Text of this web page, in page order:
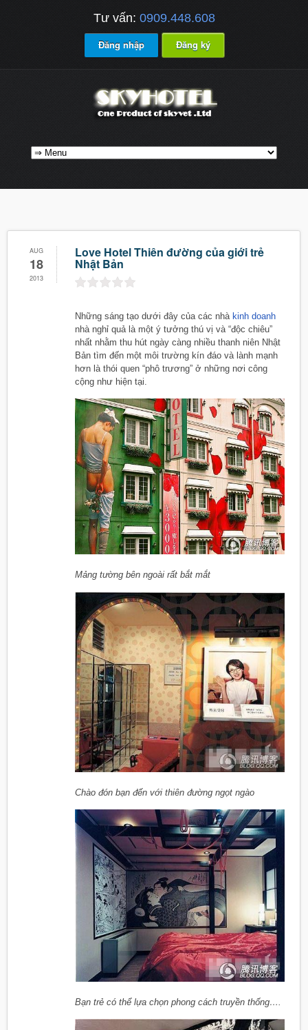
Tư vấn: 0909.448.608
Đăng nhập Đăng ký
AUG
18
2013
Love Hotel Thiên đường của giới trẻ
Nhật Bản
Những sáng tạo dưới đây của các nhà kinh doanh
nhà nghỉ quả là một ý tưởng thú vị và “độc chiêu”
nhất nhằm thu hút ngày càng nhiều thanh niên Nhật
Bản tìm đến một môi trường kín đáo và lành mạnh
hơn là thói quen “phô trương” ở những nơi công
cộng như hiện tại.
Mảng tường bên ngoài rất bắt mắt
Chào đón bạn đến với thiên đường ngọt ngào
Bạn trẻ có thể lựa chọn phong cách truyền thống….